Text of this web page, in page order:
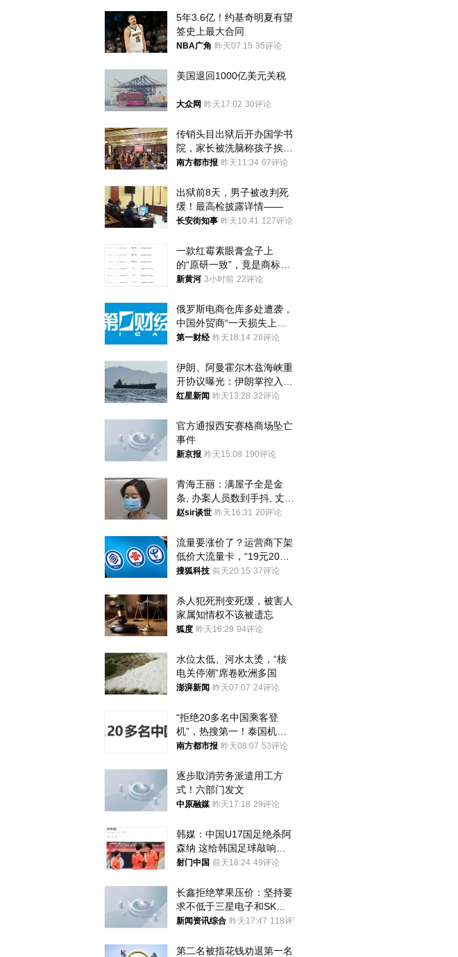
5年3.6亿！约基奇明夏有望
签史上最大合同
NBA广角 昨天07:15 35评论
美国退回1000亿美元关税
大众网 昨天17:02 30评论
传销头目出狱后开办国学书
院，家长被洗脑称孩子挨打
才有效果
南方都市报 昨天11:34 67评论
出狱前8天，男子被改判死
缓！最高检披露详情——
长安街知事 昨天10:41 127评论
一款红霉素眼膏盒子上
的“原研一致”，竟是商标！
律师：极易误导消费者；网
新黄河 3小时前 22评论
俄罗斯电商仓库多处遭袭，
中国外贸商“一天损失上
万”紧急清仓
第一财经 昨天18:14 28评论
伊朗、阿曼霍尔木兹海峡重
开协议曝光：伊朗掌控入湾
航道，与阿曼平分“服务费”
红星新闻 昨天13:28 32评论
官方通报西安赛格商场坠亡
事件
新京报 昨天15:08 190评论
青海王丽：满屋子全是金
条, 办案人员数到手抖, 丈夫
受不了提前离场
赵sir谈世 昨天16:31 20评论
流量要涨价了？运营商下架
低价大流量卡，“19元200
G”成为历史
搜狐科技 前天20:15 37评论
杀人犯死刑变死缓，被害人
家属知情权不该被遗忘
狐度 昨天16:29 94评论
水位太低、河水太烫，“核
电关停潮”席卷欧洲多国
澎湃新闻 昨天07:07 24评论
“拒绝20多名中国乘客登
机”，热搜第一！泰国机场
方道歉
南方都市报 昨天08:07 53评论
逐步取消劳务派遣用工方
式！六部门发文
中原融媒 昨天17:18 29评论
韩媒：中国U17国足绝杀阿
森纳 这给韩国足球敲响了
警钟
射门中国 前天18:24 49评论
长鑫拒绝苹果压价：坚持要
求不低于三星电子和SK海
力士
新闻资讯综合 昨天17:47 118评论
第二名被指花钱劝退第一名